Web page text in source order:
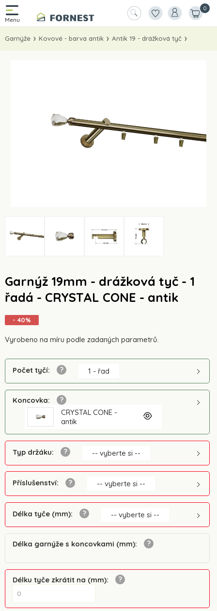
0
Garnýže Kovové - barva antik Antik 19 - drážková tyč
Garnýž 19mm - drážková tyč - 1
řadá - CRYSTAL CONE - antik
- 40%
Vyrobeno na míru podle zadaných parametrů.
Počet tyčí: 1 - řad
Koncovka:
CRYSTAL CONE -
antik
Typ držáku: -- vyberte si --
Příslušenství: -- vyberte si --
Délka tyče (mm): -- vyberte si --
Délka garnýže s koncovkami (mm):
Délku tyče zkrátit na (mm):